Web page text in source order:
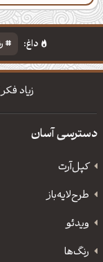
داغ:
دانلود
زیاد
دسترسی آسان
کپل‌آرت
طرح‌لایه‌باز
ویدئو
رنگ‌ها